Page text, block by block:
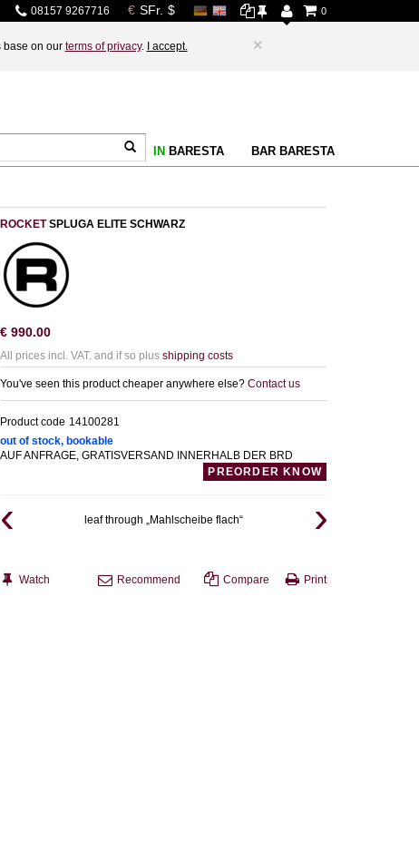
base on our terms of privacy. I accept. ×
0
08157 9267716
BAR BARESTA
IN BARESTA
ROCKETSPLUGA ELITE SCHWARZ
€ 990.00
All prices incl. VAT. and if so plus shipping costs
You've seen this product cheaper anywhere else? Contact us
Product code 14100281
out of stock, bookable
AUF ANFRAGE, GRATISVERSAND INNERHALB DER BRD
PREORDER KNOW
leaf through „Mahlscheibe flach“
Watch Recommend Compare Print